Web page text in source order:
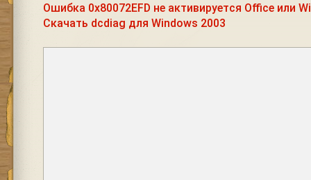
Ошибка 0x80072EFD не активируется Office или
Скачать dcdiag для Windows 2003